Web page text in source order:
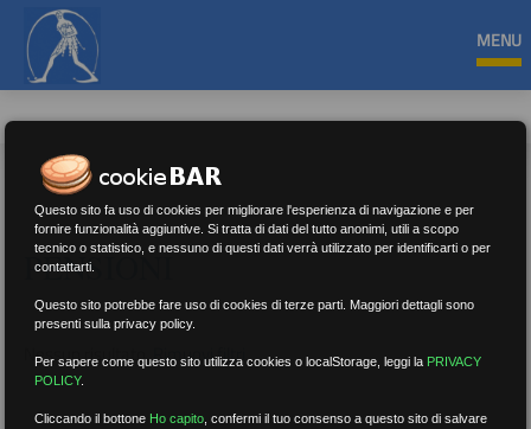
MENU
PENSIONI
Nessun risultato.Rimuovi filtri
Questo sito fa uso di cookies per migliorare l'esperienza di navigazione e per
fornire funzionalità aggiuntive. Si tratta di dati del tutto anonimi, utili a scopo
tecnico o statistico, e nessuno di questi dati verrà utilizzato per identificarti o per
contattarti.
Questo sito potrebbe fare uso di cookies di terze parti. Maggiori dettagli sono
presenti sulla privacy policy.
Per sapere come questo sito utilizza cookies o localStorage, leggi la PRIVACY
POLICY.
Cliccando il bottone Ho capito ,confermi il tuo consenso a questo sito di salvare